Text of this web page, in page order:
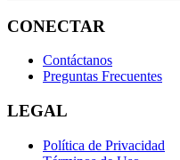
CONECTAR
Contáctanos
Preguntas Frecuentes
LEGAL
Política de Privacidad